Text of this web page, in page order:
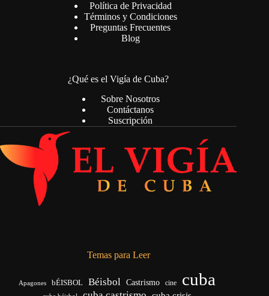
Política de Privacidad
Términos y Condiciones
Preguntas Frecuentes
Blog
¿Qué es el Vigía de Cuba?
Sobre Nosotros
Contáctanos
Suscripción
Temas para Leer
Apagones bÉISBOL Béisbol Castrismo cine cuba